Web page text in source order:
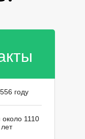
году
1110